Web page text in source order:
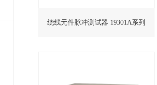
绕线元件脉冲测试器 19301A系列